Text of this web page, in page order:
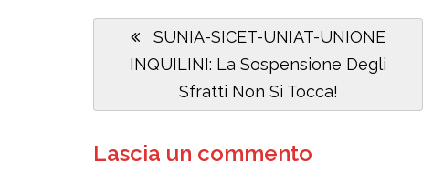
Navigazione
articoliPrevious
Post:
SUNIA-SICET-UNIAT-UNIONE
INQUILINI: La Sospensione Degli
Sfratti Non Si Tocca!
Lascia un commento